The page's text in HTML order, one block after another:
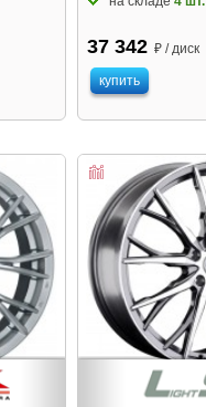
37 342 ₽ / диск
купить